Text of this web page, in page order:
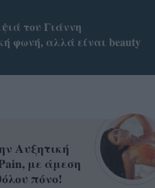
του Γιάννη
φωνή, αλλά είναι beauty
Αυξητική
με άμεση
πόνο!